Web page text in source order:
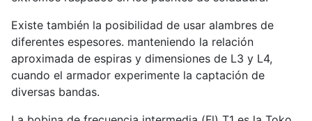
Existe también la posibilidad de usar alambres de
diferentes espesores. manteniendo la relación
aproximada de espiras y dimensiones de L3 y L4,
cuando el armador experimente la captación de
diversas bandas.